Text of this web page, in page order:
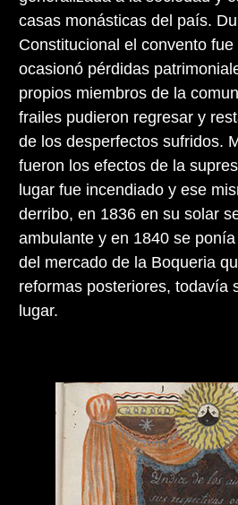
casas monásticas del país.
Constitucional el convento
ocasionó pérdidas
propios miembros de la
frailes pudieron regresar y
de los desperfectos sufridos.
fueron los efectos de la
lugar fue incendiado y ese
derribo, en 1836 en su solar
ambulante y en 1840 se
del mercado de la Boqueria
reformas posteriores, todavía
lugar.